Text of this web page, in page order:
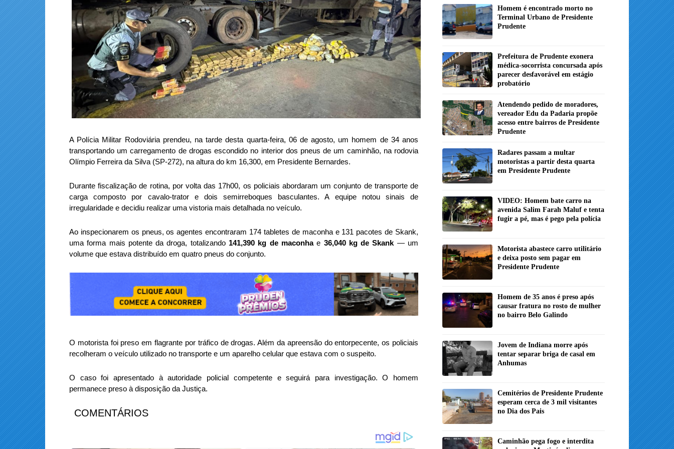
A Polícia Militar Rodoviária prendeu, na tarde desta quarta-feira, 06 de agosto, um homem de 34 anos
transportando um carregamento de drogas escondido no interior dos pneus de um caminhão, na rodovia
Olímpio Ferreira da Silva (SP-272), na altura do km 16,300, em Presidente Bernardes.
Durante fiscalização de rotina, por volta das 17h00, os policiais abordaram um conjunto de transporte de
carga composto por cavalo-trator e dois semirreboques basculantes. A equipe notou sinais de
irregularidade e decidiu realizar uma vistoria mais detalhada no veículo.
Ao inspecionarem os pneus, os agentes encontraram 174 tabletes de maconha e 131 pacotes de Skank,
uma forma mais potente da droga, totalizando 141,390 kg de maconhae 36,040 kg de Skank — um
volume que estava distribuído em quatro pneus do conjunto.
O motorista foi preso em flagrante por tráfico de drogas. Além da apreensão do entorpecente, os policiais
recolheram o veículo utilizado no transporte e um aparelho celular que estava com o suspeito.
O caso foi apresentado à autoridade policial competente e seguirá para investigação. O homem
permanece preso à disposição da Justiça.
COMENTÁRIOS
Homem é encontrado morto no
Terminal Urbano de Presidente
Prudente
Prefeitura de Prudente exonera
médica-socorrista concursada após
parecer desfavorável em estágio
probatório
Atendendo pedido de moradores,
vereador Edu da Padaria propõe
acesso entre bairros de Presidente
Prudente
Radares passam a multar
motoristas a partir desta quarta
em Presidente Prudente
VIDEO: Homem bate carro na
avenida Salim Farah Maluf e tenta
fugir a pé, mas é pego pela polícia
Motorista abastece carro utilitário
e deixa posto sem pagar em
Presidente Prudente
Homem de 35 anos é preso após
causar fratura no rosto de mulher
no bairro Belo Galindo
Jovem de Indiana morre após
tentar separar briga de casal em
Anhumas
Cemitérios de Presidente Prudente
esperam cerca de 3 mil visitantes
no Dia dos Pais
Caminhão pega fogo e interdita